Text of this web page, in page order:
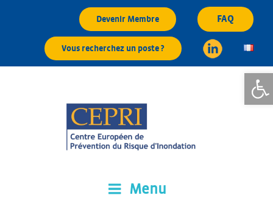
Ouvrir
Devenir Membre FAQ
Vous recherchez un poste ?
Menu